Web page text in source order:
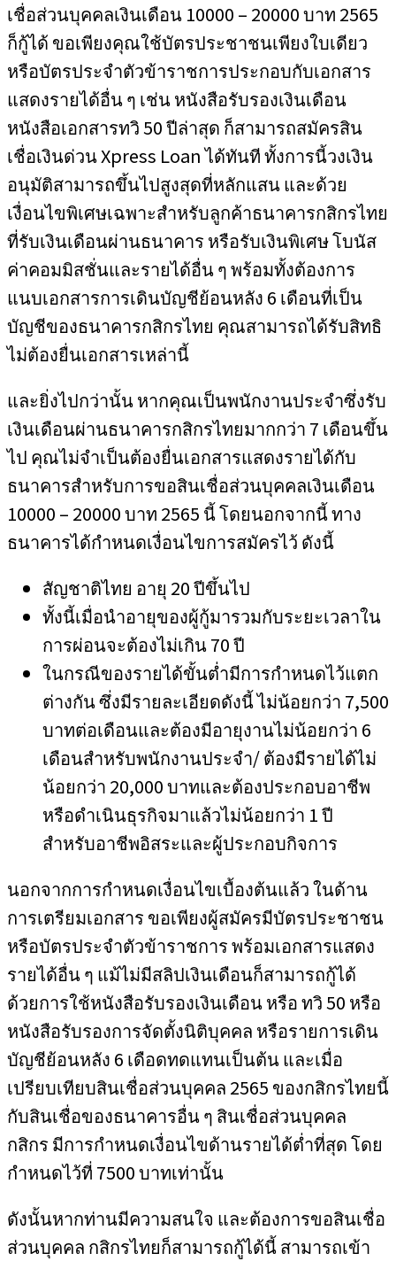
เชื่อส่วนบุคคลเงินเดือน 10000 – 20000 บาท 2565
ก็กู้ได้ ขอเพียงคุณใช้บัตรประชาชนเพียงใบเดียว
หรือบัตรประจำตัวข้าราชการประกอบกับเอกสาร
แสดงรายได้อื่น ๆ เช่น หนังสือรับรองเงินเดือน
หนังสือเอกสารทวิ 50 ปีล่าสุด ก็สามารถสมัครสิน
เชื่อเงินด่วน Xpress Loan ได้ทันที ทั้งการนี้วงเงิน
อนุมัติสามารถขึ้นไปสูงสุดที่หลักแสน และด้วย
เงื่อนไขพิเศษเฉพาะสำหรับลูกค้าธนาคารกสิกรไทย
ที่รับเงินเดือนผ่านธนาคาร หรือรับเงินพิเศษ โบนัส
ค่าคอมมิสชั่นและรายได้อื่น ๆ พร้อมทั้งต้องการ
แนบเอกสารการเดินบัญชีย้อนหลัง 6 เดือนที่เป็น
บัญชีของธนาคารกสิกรไทย คุณสามารถได้รับสิทธิ
ไม่ต้องยื่นเอกสารเหล่านี้
และยิ่งไปกว่านั้น หากคุณเป็นพนักงานประจำซึ่งรับ
เงินเดือนผ่านธนาคารกสิกรไทยมากกว่า 7 เดือนขึ้น
ไป คุณไม่จำเป็นต้องยื่นเอกสารแสดงรายได้กับ
ธนาคารสำหรับการขอสินเชื่อส่วนบุคคลเงินเดือน
10000 – 20000 บาท 2565 นี้ โดยนอกจากนี้ ทาง
ธนาคารได้กำหนดเงื่อนไขการสมัครไว้ ดังนี้
สัญชาติไทย อายุ 20 ปีขึ้นไป
ทั้งนี้เมื่อนำอายุของผู้กู้มารวมกับระยะเวลาใน
การผ่อนจะต้องไม่เกิน 70 ปี
ในกรณีของรายได้ขั้นต่ำมีการกำหนดไว้แตก
ต่างกัน ซึ่งมีรายละเอียดดังนี้ ไม่น้อยกว่า 7,500
บาทต่อเดือนและต้องมีอายุงานไม่น้อยกว่า 6
เดือนสำหรับพนักงานประจำ/ ต้องมีรายได้ไม่
น้อยกว่า 20,000 บาทและต้องประกอบอาชีพ
หรือดำเนินธุรกิจมาแล้วไม่น้อยกว่า 1 ปี
สำหรับอาชีพอิสระและผู้ประกอบกิจการ
นอกจากการกำหนดเงื่อนไขเบื้องต้นแล้ว ในด้าน
การเตรียมเอกสาร ขอเพียงผู้สมัครมีบัตรประชาชน
หรือบัตรประจำตัวข้าราชการ พร้อมเอกสารแสดง
รายได้อื่น ๆ แม้ไม่มีสลิปเงินเดือนก็สามารถกู้ได้
ด้วยการใช้หนังสือรับรองเงินเดือน หรือ ทวิ 50 หรือ
หนังสือรับรองการจัดตั้งนิติบุคคล หรือรายการเดิน
บัญชีย้อนหลัง 6 เดือดทดแทนเป็นต้น และเมื่อ
เปรียบเทียบสินเชื่อส่วนบุคคล 2565 ของกสิกรไทยนี้
กับสินเชื่อของธนาคารอื่น ๆ สินเชื่อส่วนบุคคล
กสิกร มีการกำหนดเงื่อนไขด้านรายได้ต่ำที่สุด โดย
กำหนดไว้ที่ 7500 บาทเท่านั้น
ดังนั้นหากท่านมีความสนใจ และต้องการขอสินเชื่อ
ส่วนบุคคล กสิกรไทยก็สามารถกู้ได้นี้ สามารถเข้า